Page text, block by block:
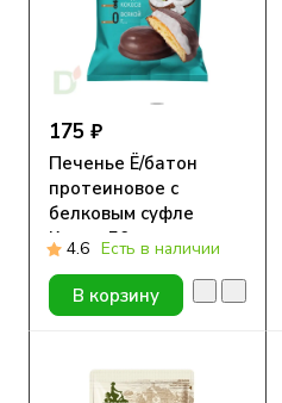
175 ₽
Печенье Ё/батон
протеиновое с
белковым суфле
Кокос, 50г
4.6 Есть в наличии
В корзину